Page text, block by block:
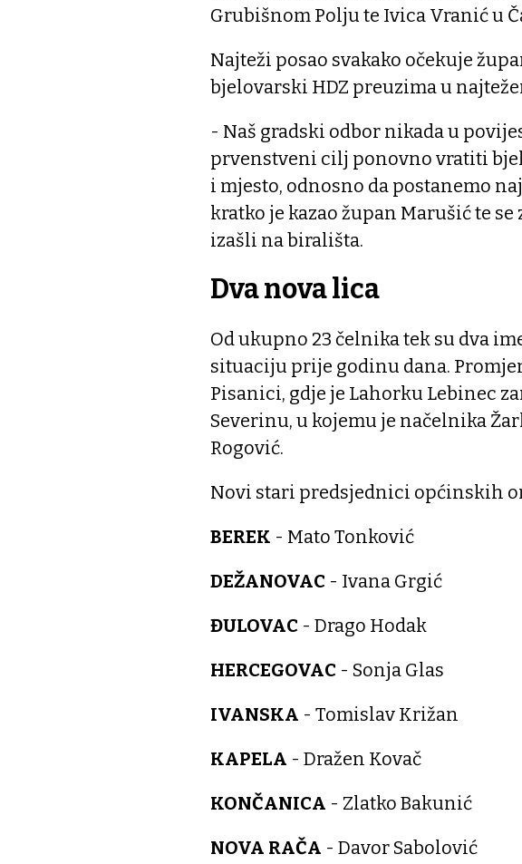
Grubišnom Polju te Ivica Vranić u
Najteži posao svakako očekuje
bjelovarski HDZ preuzima u
- Naš gradski odbor nikada u
prvenstveni cilj ponovno vratiti
i mjesto, odnosno da postanemo
kratko je kazao župan Marušić te
izašli na birališta.
Dva nova lica
Od ukupno 23 čelnika tek su dva
situaciju prije godinu dana.
Pisanici, gdje je Lahorku Lebinec
Severinu, u kojemu je načelnika
Rogović.
Novi stari predsjednici općinskih
BEREK - Mato Tonković
DEŽANOVAC - Ivana Grgić
ĐULOVAC - Drago Hodak
HERCEGOVAC - Sonja Glas
IVANSKA - Tomislav Križan
KAPELA - Dražen Kovač
KONČANICA - Zlatko Bakunić
NOVA RAČA - Davor Sabolović